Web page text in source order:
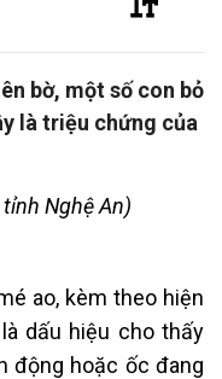
bờ, một số con bỏ
là triệu chứng của
Nghệ An)
ao, kèm theo hiện
dấu hiệu cho thấy
động hoặc ốc đang